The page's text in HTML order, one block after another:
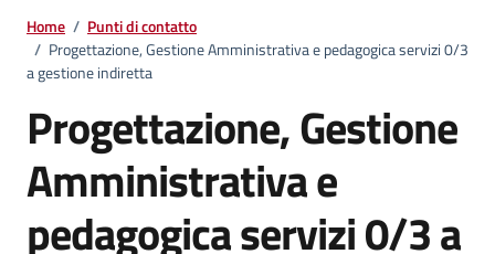
Home / Punti di contatto
/ Progettazione, Gestione Amministrativa e pedagogica servizi 0/3
a gestione indiretta
Progettazione, Gestione
Amministrativa e
pedagogica servizi 0/3 a